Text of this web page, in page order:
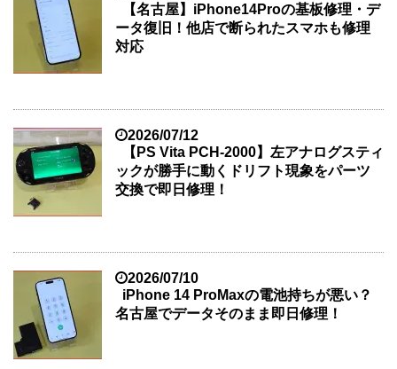
【名古屋】iPhone14Proの基板修理・デ
ータ復旧！他店で断られたスマホも修理
対応
2026/07/12
【PS Vita PCH-2000】左アナログスティ
ックが勝手に動くドリフト現象をパーツ
交換で即日修理！
2026/07/10
iPhone 14 ProMaxの電池持ちが悪い？
名古屋でデータそのまま即日修理！